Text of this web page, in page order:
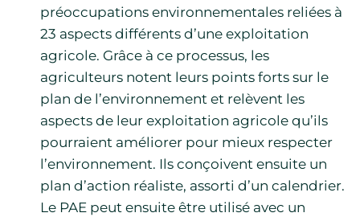
préoccupations environnementales reliées à
23 aspects différents d’une exploitation
agricole. Grâce à ce processus, les
agriculteurs notent leurs points forts sur le
plan de l’environnement et relèvent les
aspects de leur exploitation agricole qu’ils
pourraient améliorer pour mieux respecter
l’environnement. Ils conçoivent ensuite un
plan d’action réaliste, assorti d’un calendrier.
Le PAE peut ensuite être utilisé avec un